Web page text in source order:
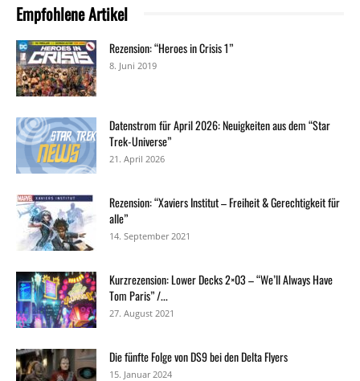
Empfohlene Artikel
Rezension: “Heroes in Crisis 1”
8. Juni 2019
Datenstrom für April 2026: Neuigkeiten aus dem “Star
Trek-Universe”
21. April 2026
Rezension: “Xaviers Institut – Freiheit & Gerechtigkeit für
alle”
14. September 2021
Kurzrezension: Lower Decks 2×03 – “We’ll Always Have
Tom Paris” /...
27. August 2021
Die fünfte Folge von DS9 bei den Delta Flyers
15. Januar 2024